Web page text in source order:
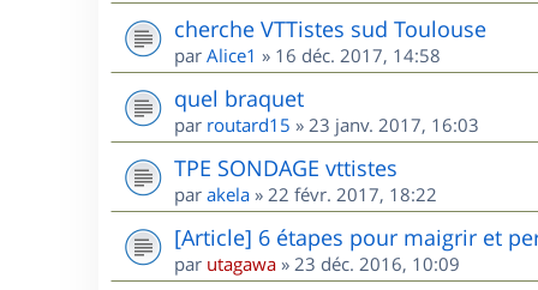
cherche VTTistes sud Toulouse
par Alice1 » 16 déc. 2017, 14:58
quel braquet
par routard15 » 23 janv. 2017, 16:03
TPE SONDAGE vttistes
par akela » 22 févr. 2017, 18:22
[Article] 6 étapes pour maigrir et
par utagawa » 23 déc. 2016, 10:09